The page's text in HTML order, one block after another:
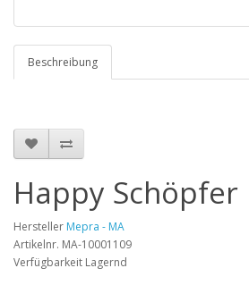
Beschreibung
Happy
Hersteller Mepra - MA
Artikelnr. MA-10001109
Verfügbarkeit Lagernd